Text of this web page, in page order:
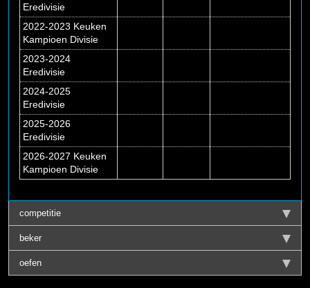
Eredivisie
2022-2023 Keuken
Kampioen Divisie
2023-2024
Eredivisie
2024-2025
Eredivisie
2025-2026
Eredivisie
2026-2027 Keuken
Kampioen Divisie
competitie
beker
oefen